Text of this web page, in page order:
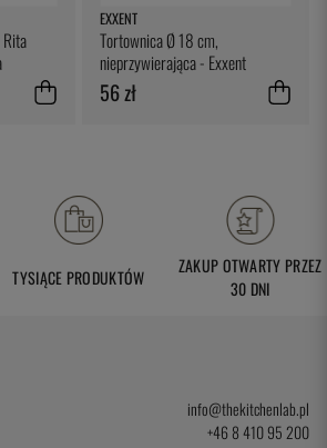
EXXENT
Tortownica Ø 18 cm,
nieprzywierająca - Exxent
56 zł
TYSIĄCE PRODUKTÓW
ZAKUP OTWARTY PRZEZ
30 DNI
info@thekitchenlab.pl
+46 8 410 95 200